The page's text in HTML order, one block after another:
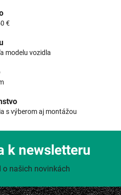
v
€
modelu vozidla
s výberom aj montážou
k newsletteru
o našich novinkách